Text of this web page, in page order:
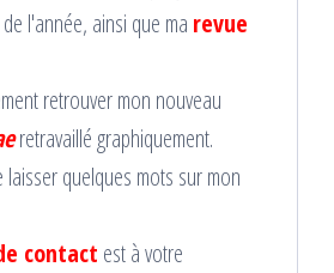
l'année, ainsi que ma revue
retrouver mon nouveau
retravaillé graphiquement.
laisser quelques mots sur mon
contact est à votre